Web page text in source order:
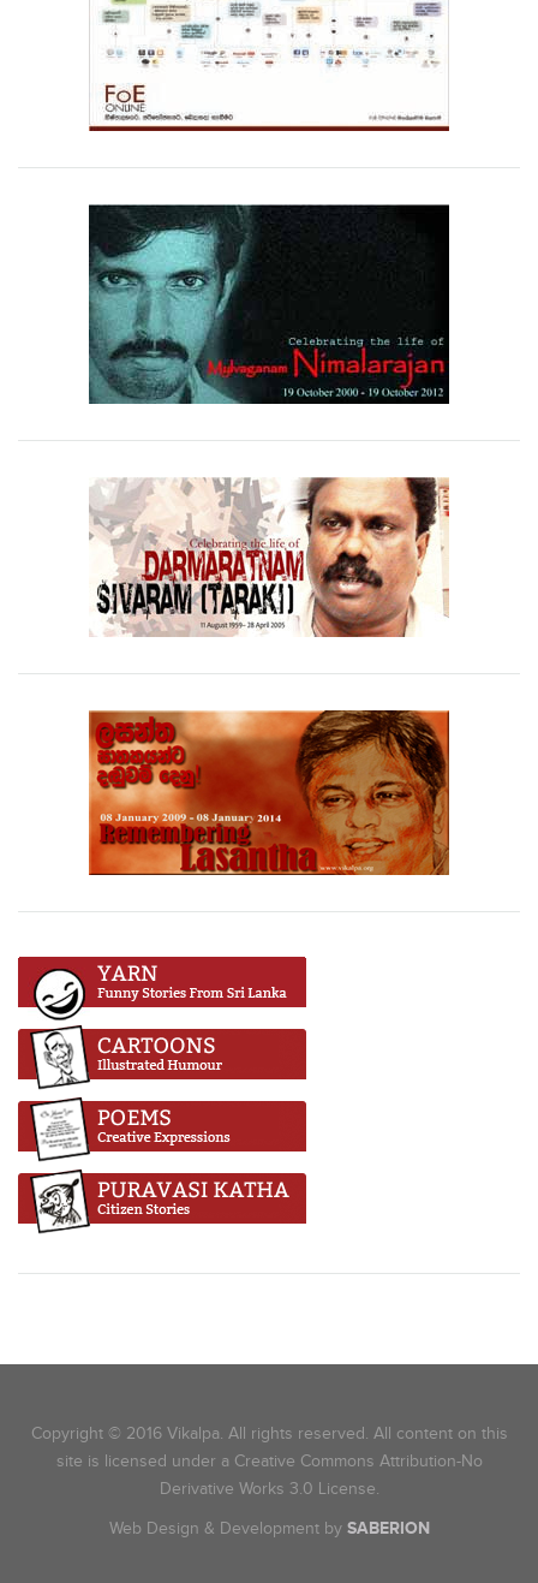
Copyright © 2016 Vikalpa. All rights reserved. All content on this
site is licensed under a Creative Commons Attribution-No
Derivative Works 3.0 License.
Web Design & Development by SABERION